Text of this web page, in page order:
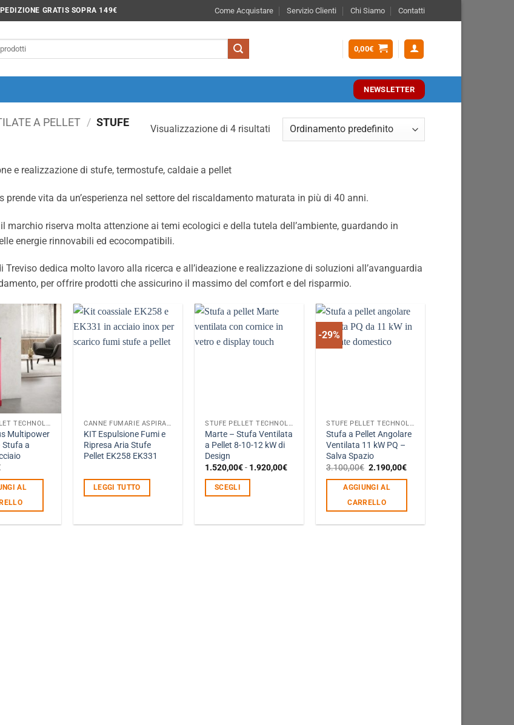
GRATIS SOPRA 149€ Come Acquistare Servizio Clienti Chi Siamo Contatti
0,00€
NEWSLETTER
A PELLET / STUFE
Visualizzazione di 4 risultati
e realizzazione di stufe, termostufe, caldaie a pellet
prende vita da un’esperienza nel settore del riscaldamento maturata in più di 40 anni.
marchio riserva molta attenzione ai temi ecologici e della tutela dell’ambiente, guardando in
energie rinnovabili ed ecocompatibili.
Treviso dedica molto lavoro alla ricerca e all’ideazione e realizzazione di soluzioni all’avanguardia
per offrire prodotti che assicurino il massimo del comfort e del risparmio.
STUFE PELLET TECHNOLOGIES PURO GREEN
Multipower
Stufa a
AL
CANNE FUMARIE ASPIRAZIONE VENTILAZIONE
KIT Espulsione Fumi e
Ripresa Aria Stufe
Pellet EK258 EK331
LEGGI TUTTO
STUFE PELLET TECHNOLOGIES PURO GREEN
Marte – Stufa Ventilata
a Pellet 8-10-12 kW di
Design
1.520,00€- 1.920,00€Fascia
SCEGLI
-29%
STUFE PELLET TECHNOLOGIES PURO GREEN
Stufa a Pellet Angolare
Ventilata 11 kW PQ –
Salva Spazio
3.100,00€ Il
originale
era:
3.100,00€.
2.190,00€Il
AGGIUNGI AL
CARRELLO